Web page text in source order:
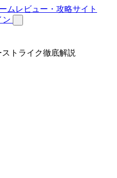
ン
トライク徹底解説